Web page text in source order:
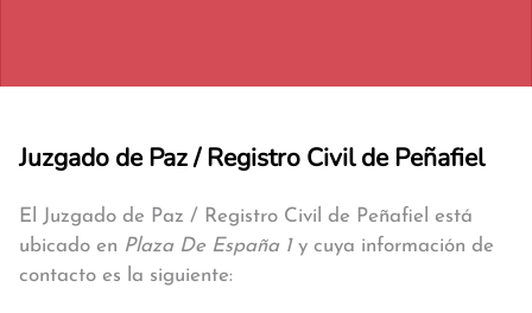
Juzgado de Paz / Registro Civil de Peñafiel
El Juzgado de Paz / Registro Civil de Peñafiel está
ubicado en Plaza De España 1y cuya información de
contacto es la siguiente: